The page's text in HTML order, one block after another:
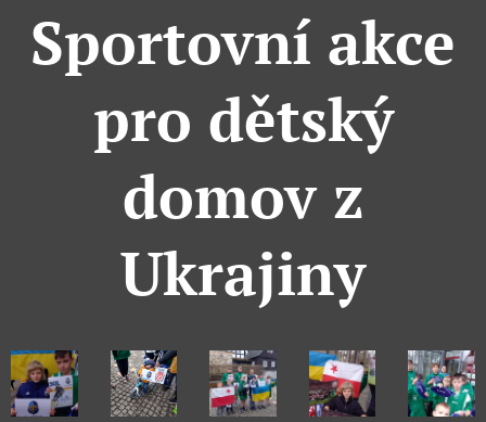
Sportovní akce
pro dětský
domov z
Ukrajiny